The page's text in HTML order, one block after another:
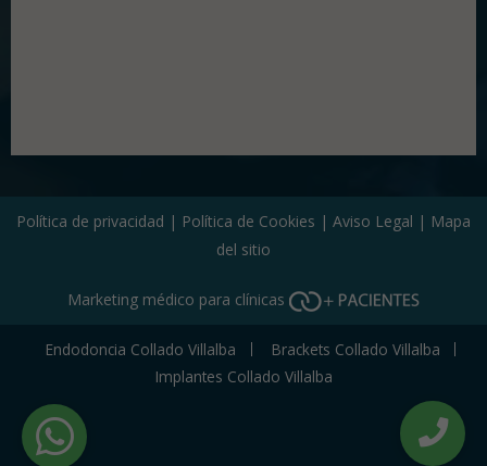
Política de privacidad | Política de Cookies | Aviso Legal | Mapa
del sitio
Marketing médico para clínicas
Endodoncia Collado Villalba
Brackets Collado Villalba
Implantes Collado Villalba